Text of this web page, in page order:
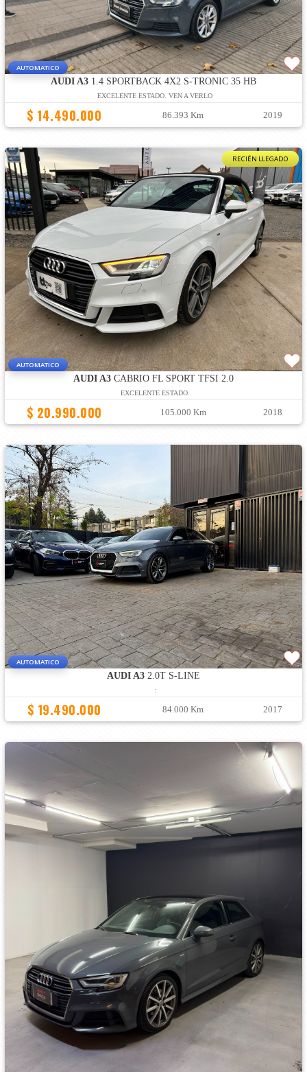
AUTOMATICO
AUDI A31.4 SPORTBACK 4X2 S-TRONIC 35 HB
EXCELENTE ESTADO. VEN A VERLO
$ 14.490.000 86.393 Km 2019
RECIÉN LLEGADO
AUTOMATICO
AUDI A3CABRIO FL SPORT TFSI 2.0
EXCELENTE ESTADO.
$ 20.990.000 105.000 Km 2018
AUTOMATICO
AUDI A32.0T S-LINE
:
$ 19.490.000 84.000 Km 2017